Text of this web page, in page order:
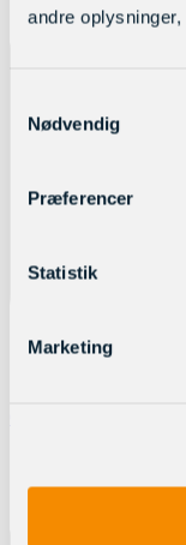
andre
Nødvendig
Præferencer
Statistik
Marketing